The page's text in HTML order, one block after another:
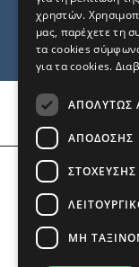
χρηστών.
μας, παρέχετε τη
τα cookies
για τα cookies.
ΑΠΟΛΎΤΩΣ
ΑΠΌΔΟΣΗΣ
ΣΤΌΧΕΥΣΗΣ
ΜΗ